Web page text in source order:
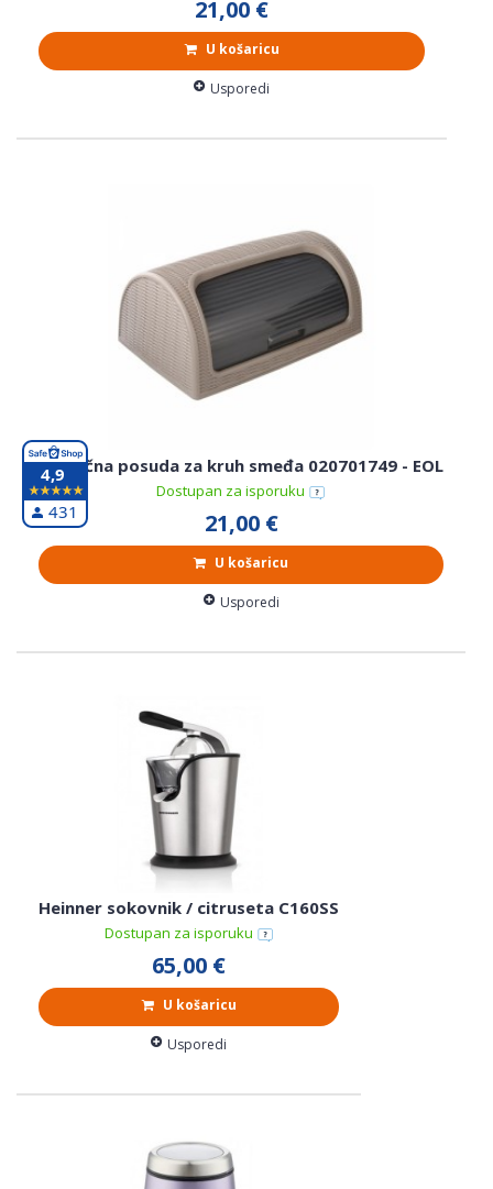
21,00 €
U košaricu
Usporedi
Plastična posuda za kruh smeđa 020701749 - EOL
Dostupan za isporuku
21,00 €
U košaricu
Usporedi
Heinner sokovnik / citruseta C160SS
Dostupan za isporuku
65,00 €
U košaricu
Usporedi
4,9
431